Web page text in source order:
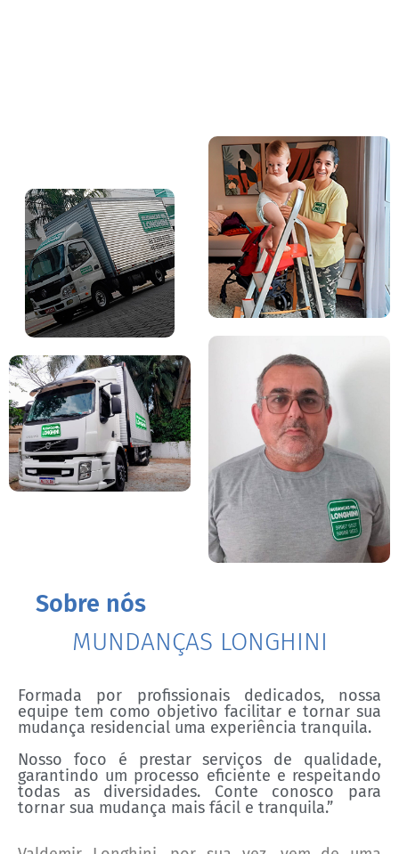
Sobre nós
MUNDANÇAS LONGHINI
Formada por profissionais dedicados, nossa
equipe tem como objetivo facilitar e tornar sua
mudança residencial uma experiência tranquila.
Nosso foco é prestar serviços de qualidade,
garantindo um processo eficiente e respeitando
todas as diversidades. Conte conosco para
tornar sua mudança mais fácil e tranquila.”